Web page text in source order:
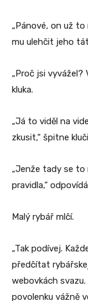
„Pánové, on už to
mu ulehčit jeho
„Proč jsi
kluka.
„Já to viděl na
zkusit,“ špitne
„Jenže tady se to
pravidla,“
Malý rybář mlčí.
„Tak podívej.
předčítat
webovkách
povolenku vážně